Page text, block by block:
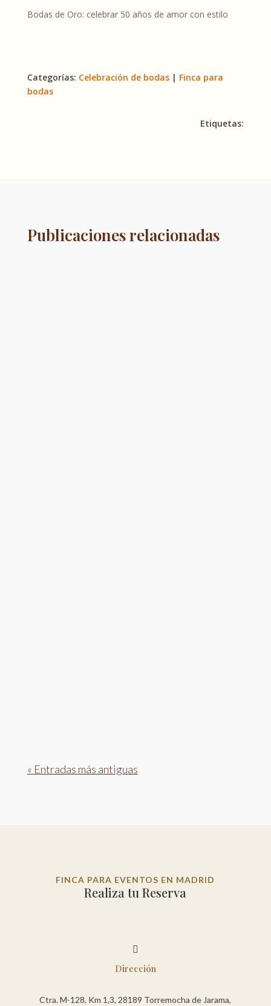
Bodas de Oro: celebrar 50 años de amor con estilo
Categorías: Celebración de bodas| Finca para
bodas
Etiquetas:
Publicaciones relacionadas
« Entradas más antiguas
FINCA PARA EVENTOS EN MADRID
Realiza tu Reserva

Dirección
Ctra. M-128, Km 1,3, 28189 Torremocha de Jarama,